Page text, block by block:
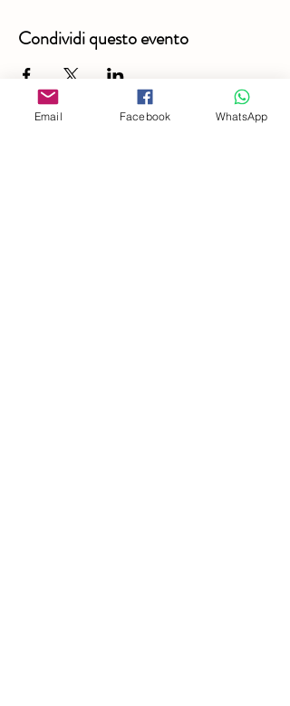
Condividi questo evento
Email Facebook WhatsApp